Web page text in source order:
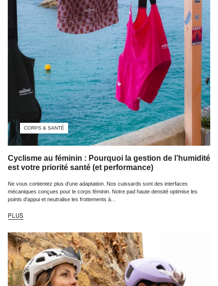
CORPS & SANTÉ
Cyclisme au féminin : Pourquoi la gestion de l’humidité
est votre priorité santé (et performance)
Ne vous contentez plus d'une adaptation. Nos cuissards sont des interfaces
mécaniques conçues pour le corps féminin. Notre pad haute densité optimise les
points d'appui et neutralise les frottements à...
PLUS